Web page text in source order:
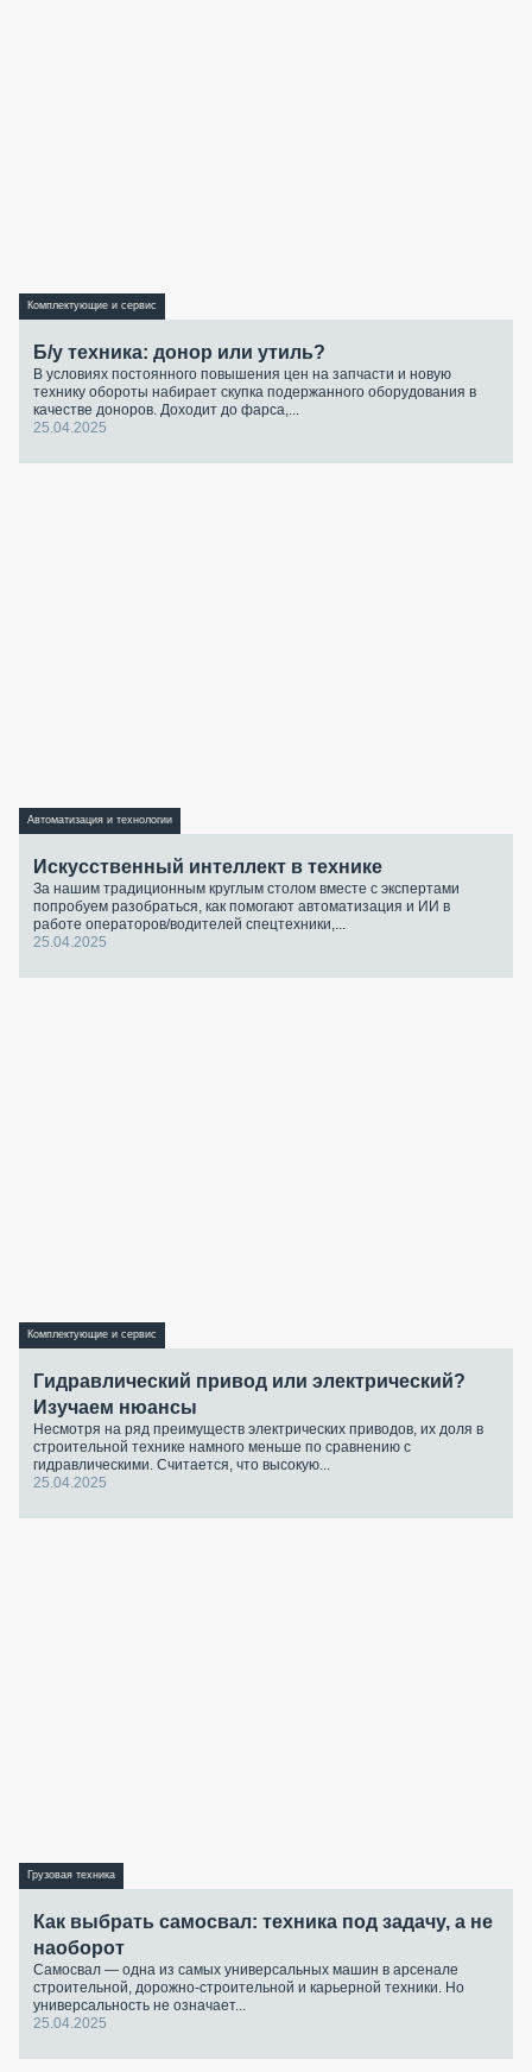
Комплектующие и сервис
Б/у техника: донор или утиль?
В условиях постоянного повышения цен на запчасти и новую
технику обороты набирает скупка подержанного оборудования в
качестве доноров. Доходит до фарса,...
25.04.2025
Автоматизация и технологии
Искусственный интеллект в технике
За нашим традиционным круглым столом вместе с экспертами
попробуем разобраться, как помогают автоматизация и ИИ в
работе операторов/водителей спецтехники,...
25.04.2025
Комплектующие и сервис
Гидравлический привод или электрический?
Изучаем нюансы
Несмотря на ряд преимуществ электрических приводов, их доля в
строительной технике намного меньше по сравнению с
гидравлическими. Считается, что высокую...
25.04.2025
Грузовая техника
Как выбрать самосвал: техника под задачу, а не
наоборот
Самосвал — одна из самых универсальных машин в арсенале
строительной, дорожно-строительной и карьерной техники. Но
универсальность не означает...
25.04.2025